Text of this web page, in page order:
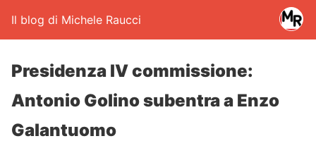
Il blog di Michele Raucci
Presidenza IV commissione:
Antonio Golino subentra a Enzo
Galantuomo